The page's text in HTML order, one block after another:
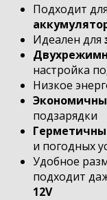
Подходит
Идеален для
настройка
Низкое
подзарядки
и погодных
Удобное
подходит
12V